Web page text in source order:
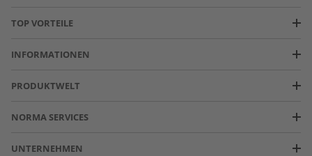
TOP VORTEILE
INFORMATIONEN
PRODUKTWELT
NORMA SERVICES
UNTERNEHMEN